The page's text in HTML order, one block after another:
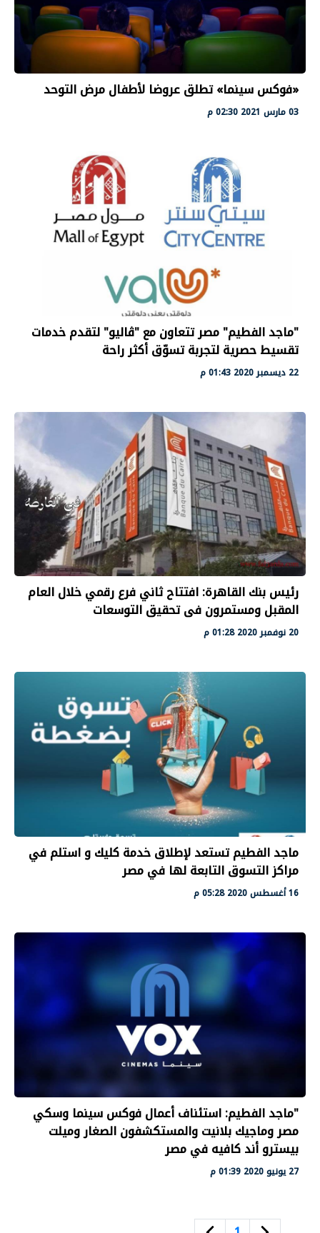
«فوكس سينما» تطلق عروضا لأطفال مرض التوحد
03 مارس 2021 02:30 م
"ماجد الفطيم" مصر تتعاون مع "ڤاليو" لتقدم خدمات
تقسيط حصرية لتجربة تسوّق أكثر راحة
22 ديسمبر 2020 01:43 م
رئيس بنك القاهرة: افتتاح ثاني فرع رقمي خلال العام
المقبل ومستمرون فى تحقيق التوسعات
20 نوفمبر 2020 01:28 م
ماجد الفطيم تستعد لإطلاق خدمة كليك و استلم في
مراكز التسوق التابعة لها في مصر
16 أغسطس 2020 05:28 م
"ماجد الفطيم: استئناف أعمال فوكس سينما وسكي
مصر وماجيك بلانيت والمستكشفون الصغار وميلت
بيسترو أند كافيه في مصر
27 يونيو 2020 01:39 م